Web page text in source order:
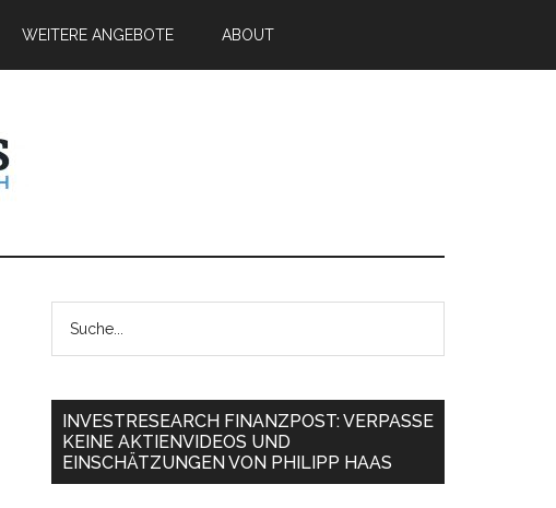
WEITERE ANGEBOTE ABOUT
INVESTRESEARCH FINANZPOST: VERPASSE
KEINE AKTIENVIDEOS UND
EINSCHÄTZUNGEN VON PHILIPP HAAS